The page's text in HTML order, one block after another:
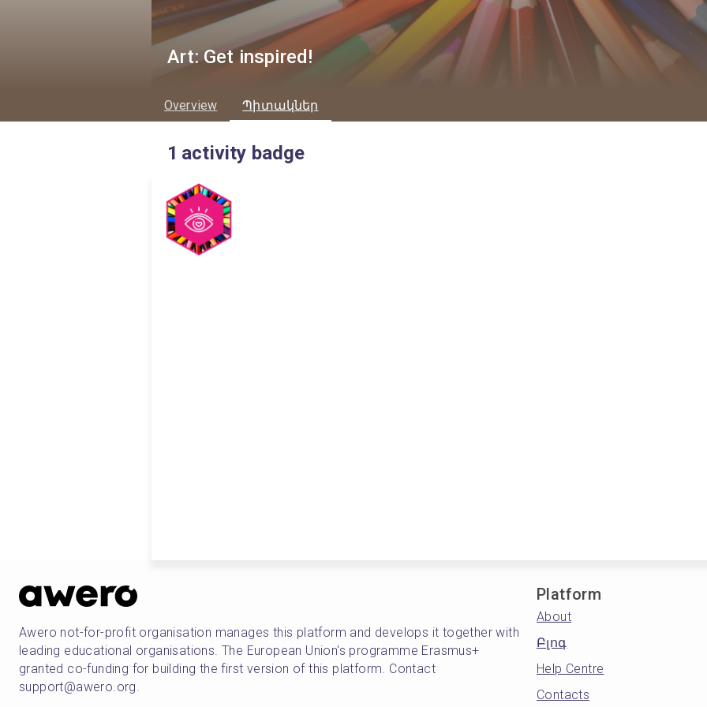
Art: Get inspired!
Overview Պիտակներ
1 activity badge
Awero not-for-profit organisation manages this platform and develops it together with
leading educational organisations. The European Union's programme Erasmus+
granted co-funding for building the first version of this platform. Contact
support@awero.org.
Platform
About
Բլոգ
Help Centre
Contacts